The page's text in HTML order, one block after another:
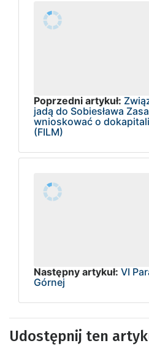
Poprzedni artykuł:
jadą do Sobiesława
wnioskować o
(FILM)
Następny artykuł: VI
Górnej
Udostępnij ten